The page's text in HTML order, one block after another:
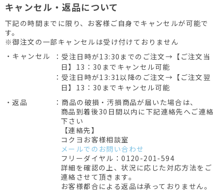
キャンセル・返品について
下記の時間までに限り、お客様ご自身でキャンセルが可能で
す。
※御注文の一部キャンセルは受け付けておりません
・キャンセル
：受注日時が13:30までのご注文→【ご注文当
日】13：30までキャンセル可能
：受注日時が13:31以降のご注文→【ご注文翌
日】13：30までキャンセル可能
・返品
：商品の破損・汚損商品が届いた場合は、
商品到着後30日間以内に下記連絡先へご連絡
下さい
【連絡先】
コクヨお客様相談室
メールでのお問い合わせ
フリーダイヤル：0120-201-594
詳細を確認の上、状況に応じた対応方法をご
連絡させて頂きます。
お客様都合による返品は承っておりません。